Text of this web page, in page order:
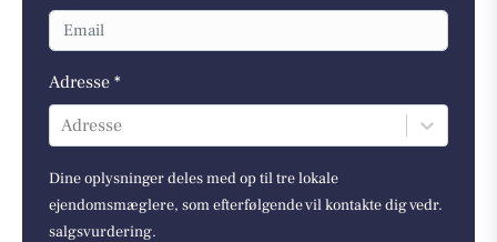
Adresse *
Adresse
Dine oplysninger deles med op til tre lokale
ejendomsmæglere, som efterfølgende vil kontakte dig vedr.
salgsvurdering.